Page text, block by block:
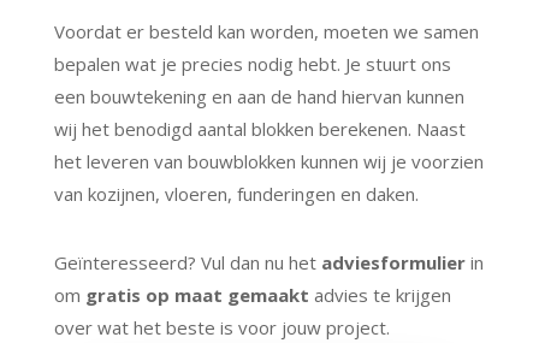
Voordat er besteld kan worden, moeten we samen
bepalen wat je precies nodig hebt. Je stuurt ons
een bouwtekening en aan de hand hiervan kunnen
wij het benodigd aantal blokken berekenen. Naast
het leveren van bouwblokken kunnen wij je voorzien
van kozijnen, vloeren, funderingen en daken.
Geïnteresseerd? Vul dan nu het adviesformulier in
om gratis op maat gemaakt advies te krijgen
over wat het beste is voor jouw project.